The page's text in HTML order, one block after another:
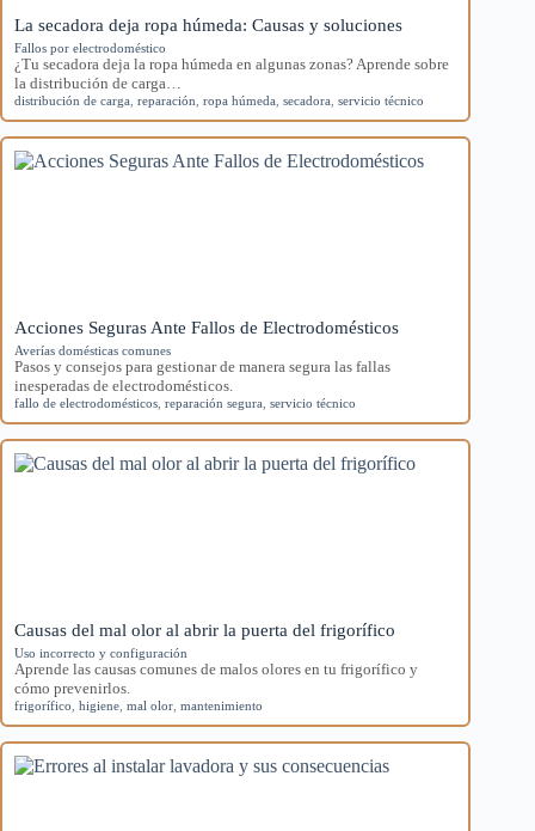
La secadora deja ropa húmeda: Causas y soluciones
Fallos por electrodoméstico
¿Tu secadora deja la ropa húmeda en algunas zonas? Aprende sobre
la distribución de carga…
distribución de carga reparación ropa húmeda secadora servicio técnico
Acciones Seguras Ante Fallos de Electrodomésticos
Averías domésticas comunes
Pasos y consejos para gestionar de manera segura las fallas
inesperadas de electrodomésticos.
fallo de electrodomésticos reparación segura servicio técnico
Causas del mal olor al abrir la puerta del frigorífico
Uso incorrecto y configuración
Aprende las causas comunes de malos olores en tu frigorífico y
cómo prevenirlos.
frigorífico higiene mal olor mantenimiento